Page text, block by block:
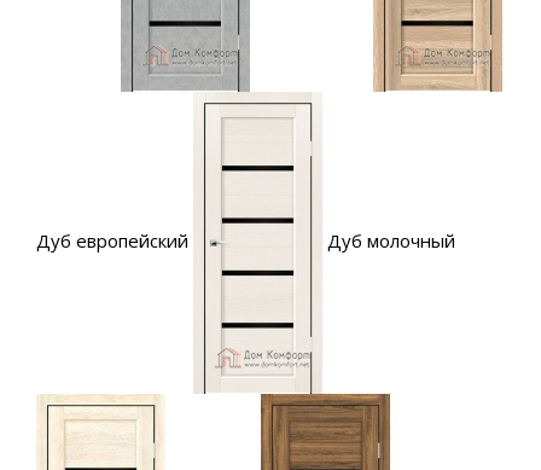
Дуб европейский Дуб молочный